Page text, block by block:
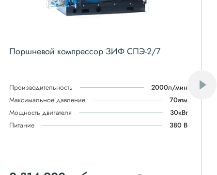
Поршневой компрессор ЗИФ СПЭ-2/7
Производительность
2000л/мин
Максимальное давление
70атм
Мощность двигателя
30кВт
Питание
380 В